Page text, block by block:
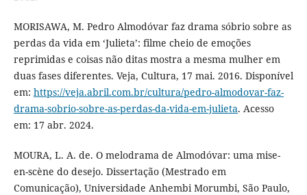
MORISAWA, M. Pedro Almodóvar faz drama sóbrio sobre as
perdas da vida em ‘Julieta’: filme cheio de emoções
reprimidas e coisas não ditas mostra a mesma mulher em
duas fases diferentes. Veja, Cultura, 17 mai. 2016. Disponível
em: https://veja.abril.com.br/cultura/pedro-almodovar-faz-
drama-sobrio-sobre-as-perdas-da-vida-em-julieta. Acesso
em: 17 abr. 2024.
MOURA, L. A. de. O melodrama de Almodóvar: uma mise-
en-scène do desejo. Dissertação (Mestrado em
Comunicação), Universidade Anhembi Morumbi, São Paulo,